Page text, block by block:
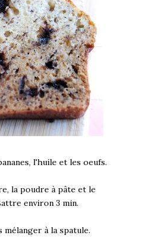
l'huile et les oeufs.
la poudre à pâte et le
environ 3 min.
à la spatule.